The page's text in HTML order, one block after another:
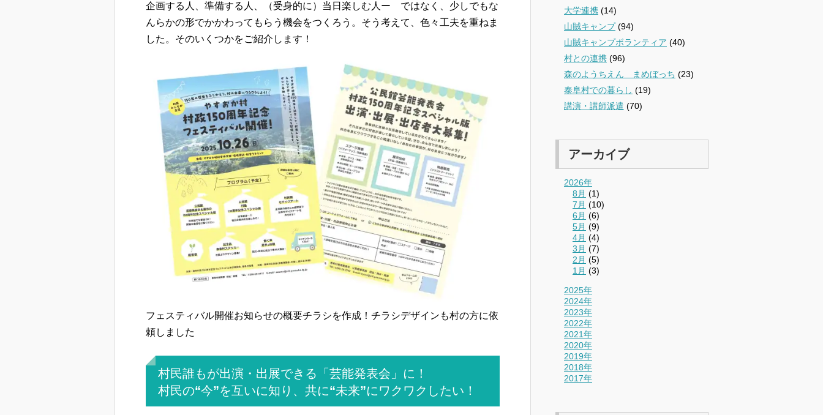
企画する人、準備する人、（受身的に）当日楽しむ人ー ではなく、少しでもな
んらかの形でかかわってもらう機会をつくろう。そう考えて、色々工夫を重ねま
した。そのいくつかをご紹介します！
フェスティバル開催お知らせの概要チラシを作成！チラシデザインも村の方に依
頼しました
村民誰もが出演・出展できる「芸能発表会」に！
村民の“今”を互いに知り、共に“未来”にワクワクしたい！
大学連携 (14)
山賊キャンプ(94)
山賊キャンプボランティア (40)
村との連携 (96)
森のようちえん まめぼっち (23)
泰阜村での暮らし (19)
講演・講師派遣 (70)
アーカイブ
2026年
8月 (1)
7月 (10)
6月 (6)
5月 (9)
4月 (4)
3月 (7)
2月 (5)
1月 (3)
2025年
2024年
2023年
2022年
2021年
2020年
2019年
2018年
2017年